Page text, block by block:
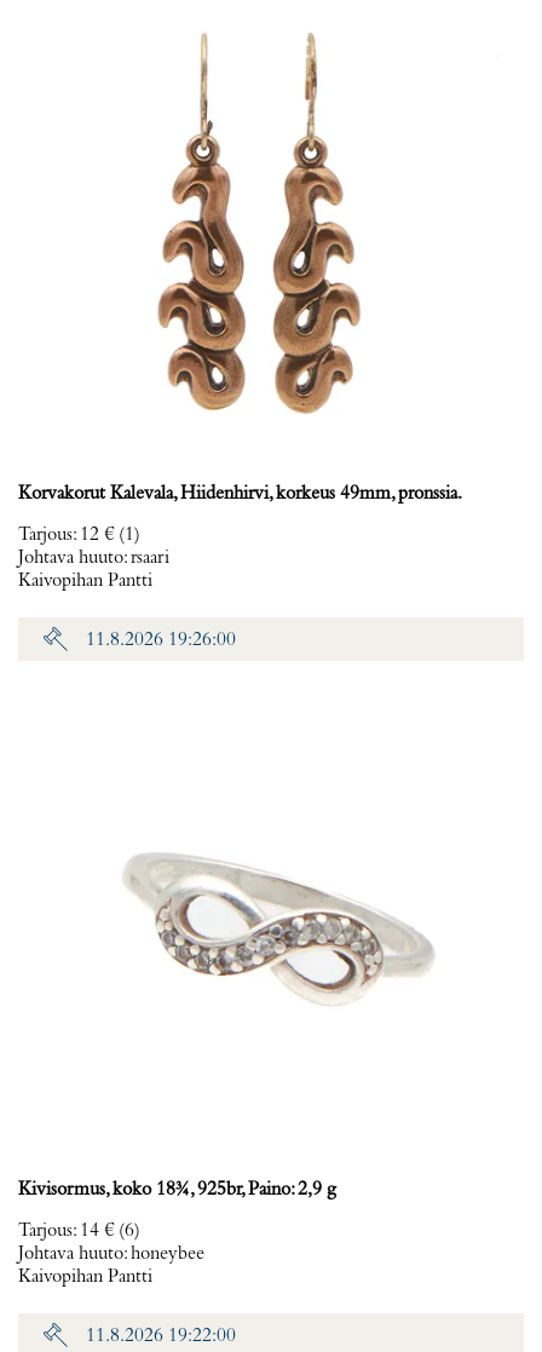
Korvakorut Kalevala, Hiidenhirvi, korkeus 49mm, pronssia.
Tarjous: 12 € (1)
Johtava huuto:rsaari
Kaivopihan Pantti
11.8.2026 19:26:00
Kivisormus, koko 18¾, 925br, Paino: 2,9 g
Tarjous: 14 € (6)
Johtava huuto:honeybee
Kaivopihan Pantti
11.8.2026 19:22:00